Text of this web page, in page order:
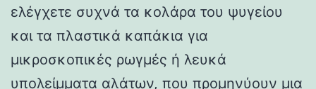
ελέγχετε συχνά τα κολάρα του ψυγείου
και τα πλαστικά καπάκια για
μικροσκοπικές ρωγμές ή λευκά
υπολείμματα αλάτων, που προμηνύουν μια